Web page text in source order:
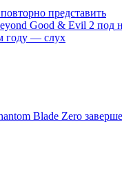
представить
Good & Evil 2 под
году — слух
Blade Zero